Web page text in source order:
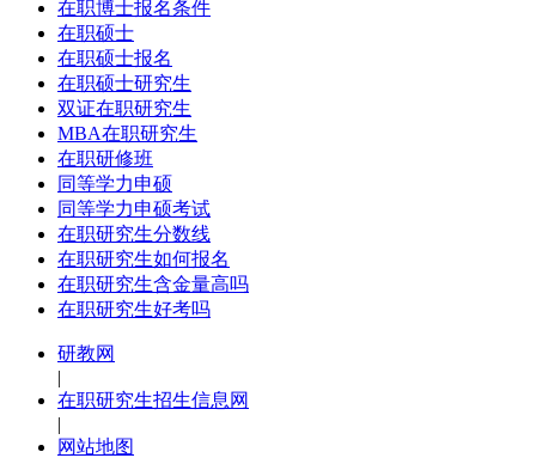
在职博士报名条件
在职硕士
在职硕士报名
在职硕士研究生
双证在职研究生
MBA在职研究生
在职研修班
同等学力申硕
同等学力申硕考试
在职研究生分数线
在职研究生如何报名
在职研究生含金量高吗
在职研究生好考吗
研教网
|
在职研究生招生信息网
|
网站地图